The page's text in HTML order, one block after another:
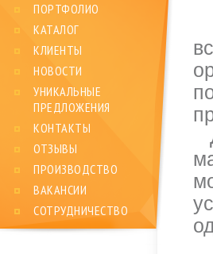
ПОРТФОЛИО
КАТАЛОГ
КЛИЕНТЫ
НОВОСТИ
УНИКАЛЬНЫЕ
ПРЕДЛОЖЕНИЯ
КОНТАКТЫ
ОТЗЫВЫ
ПРОИЗВОДСТВО
ВАКАНСИИ
СОТРУДНИЧЕСТВО